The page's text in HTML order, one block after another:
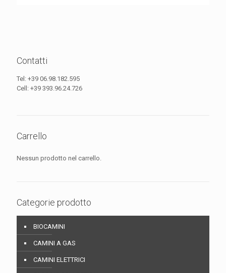
Contatti
Tel: +39 06.98.182.595
Cell: +39 393.96.24.726
Carrello
Nessun prodotto nel carrello.
Categorie prodotto
BIOCAMINI
CAMINI A GAS
CAMINI ELETTRICI